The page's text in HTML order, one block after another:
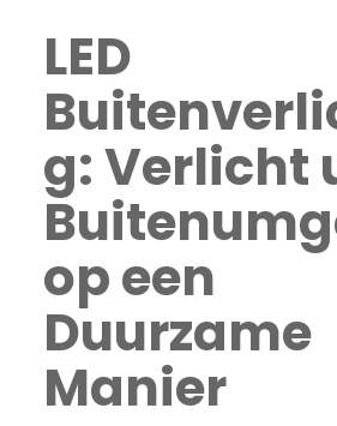
LED
g: Verlicht
op een
Duurzame
Manier